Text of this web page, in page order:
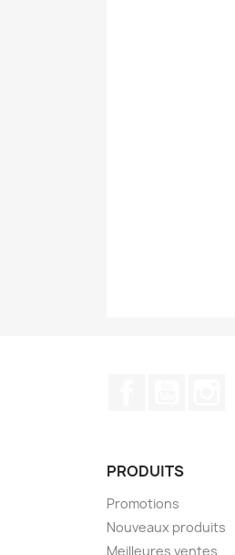
PRODUITS
Promotions
Nouveaux produits
Meilleures ventes